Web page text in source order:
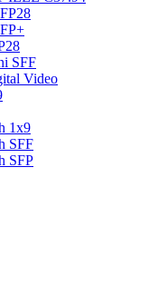
SFF
Video
1x9
SFF
SFP